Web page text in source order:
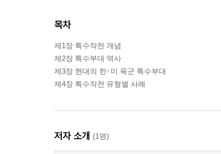
목차
제1장 특수작전 개념
제2장 특수부대 역사
제3장 현대의 한･미 육군 특수부대
제4장 특수작전 유형별 사례
저자 소개 (1명)